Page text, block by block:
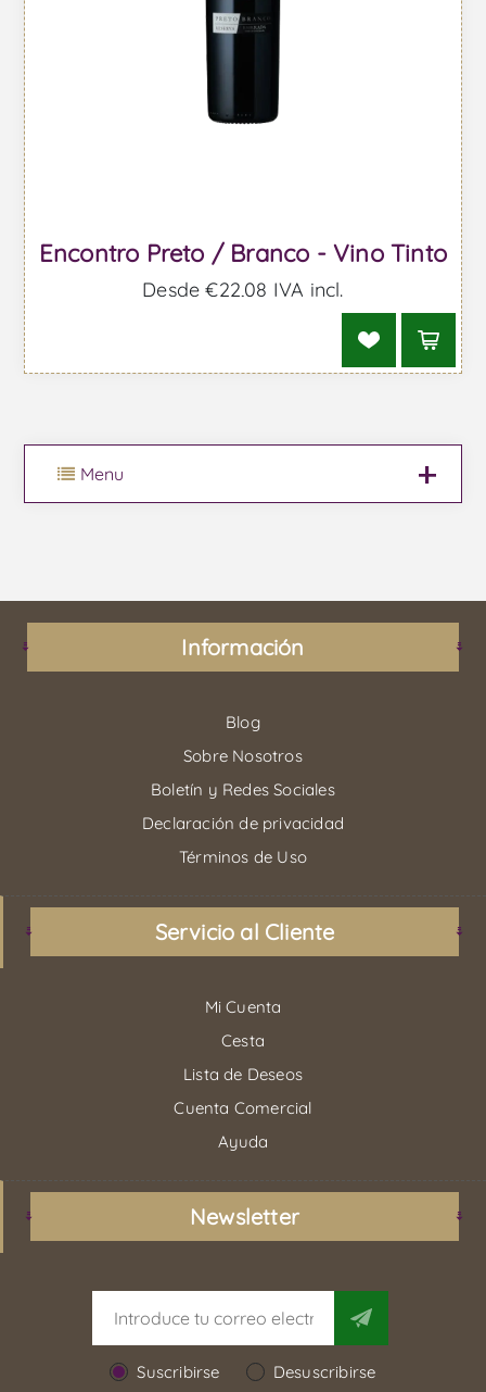
Encontro Preto / Branco - Vino Tinto
Desde €22,08 IVA incl.
Menu
Información
Blog
Sobre Nosotros
Boletín y Redes Sociales
Declaración de privacidad
Términos de Uso
Servicio al Cliente
Mi Cuenta
Cesta
Lista de Deseos
Cuenta Comercial
Ayuda
Newsletter
Suscribirse Desuscribirse